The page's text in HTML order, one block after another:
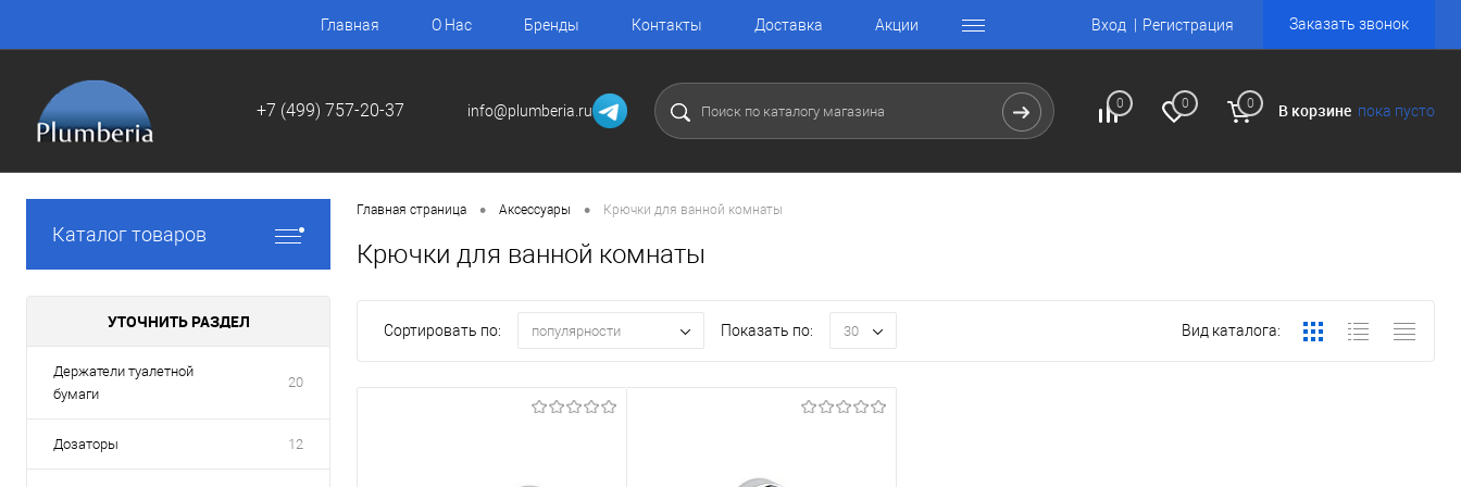
Главная О Нас Бренды Контакты Доставка Акции Вход Регистрация Заказать звонок
+7 (499) 757-20-37 info@plumberia.ru 0 0 0 В корзине пока пусто
Каталог товаров
УТОЧНИТЬ РАЗДЕЛ
Держатели туалетной
бумаги
20
Дозаторы 12
Главная страница • Аксессуары • Крючки для ванной комнаты
Крючки для ванной комнаты
Сортировать по: популярности Показать по: 30 Вид каталога: